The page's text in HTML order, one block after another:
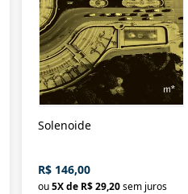
Solenoide
R$ 146,00
ou5X de R$ 29,20sem juros